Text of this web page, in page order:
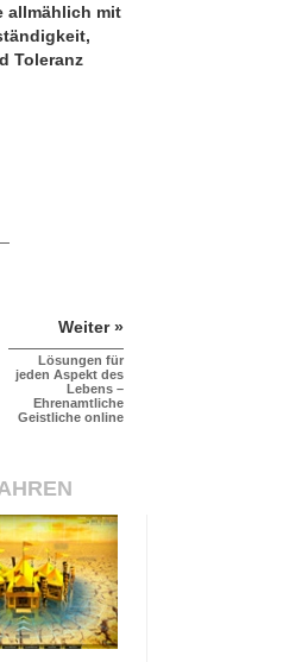
allmählich mit
Toleranz
Weiter »
Lösungen für
jeden Aspekt des
Lebens –
Ehrenamtliche
Geistliche online